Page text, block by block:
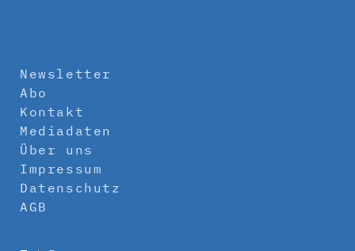
Newsletter
Abo
Kontakt
Mediadaten
Über uns
Impressum
Datenschutz
AGB